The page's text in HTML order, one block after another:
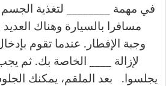
في مهمة لتغذية الجسم
مسافرا
بالسيارة وهناك العديد
وجبة
الإفطار . عندما تقوم
لإزالة
الخاصة بك. ثم
يجلسوا . بعد الملقم، يمكنك